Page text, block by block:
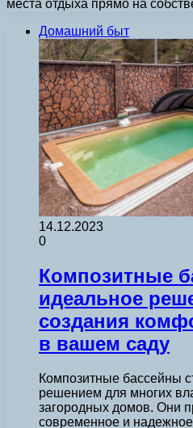
места отдыха прямо на
Домашний быт
14.12.2023
0
Композитные
идеальное
создания
в вашем саду
Композитные бассейны
решением для многих
загородных домов. Они
современное и